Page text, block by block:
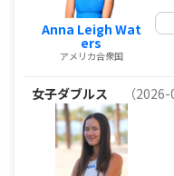
Anna Leigh Wat
ers
アメリカ合衆国
女子ダブルス （